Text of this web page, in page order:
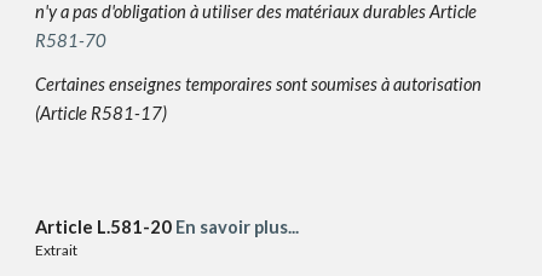
n'y a pas d'obligation à utiliser des matériaux durables Article
R581-70
Certaines enseignes temporaires sont soumises à autorisation
(Article R581-17)
Article L.581-20 En savoir plus...
Extrait